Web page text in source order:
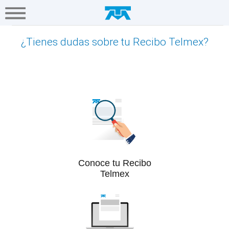
Hogar Empresa Gamers
A+
Servicios
Problemas Recibo - Asistencia
¿Tienes dudas sobre tu Recibo Telmex?
Conoce tu Recibo
Telmex